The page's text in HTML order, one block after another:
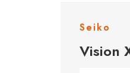
Seiko
Vision